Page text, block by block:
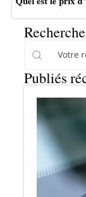
Recherche
Publiés